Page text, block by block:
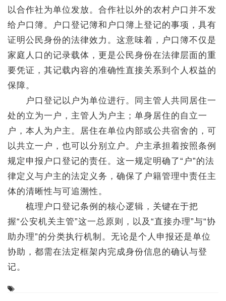
以合作社为单位发放。合作社以外的农村户口并不发
给户口簿。户口登记簿和户口簿上登记的事项，具有
证明公民身份的法律效力。这意味着，户口簿不仅是
家庭人口的记录载体，更是公民身份在法律层面的重
要凭证，其记载内容的准确性直接关系到个人权益的
保障。
户口登记以户为单位进行。同主管人共同居住一
处的立为一户，主管人为户主；单身居住的自立一
户，本人为户主。居住在单位内部或公共宿舍的，可
以共立一户，也可以分别立户。户主承担着按照条例
规定申报户口登记的责任。这一规定明确了“户”的法
律定义与户主的法定义务，确保了户籍管理中责任主
体的清晰性与可追溯性。
梳理户口登记条例的核心逻辑，关键在于把
握“公安机关主管”这一总原则，以及“直接办理”与“协
助办理”的分类执行机制。无论是个人申报还是单位
协助，都需在法定框架内完成身份信息的确认与登
记。